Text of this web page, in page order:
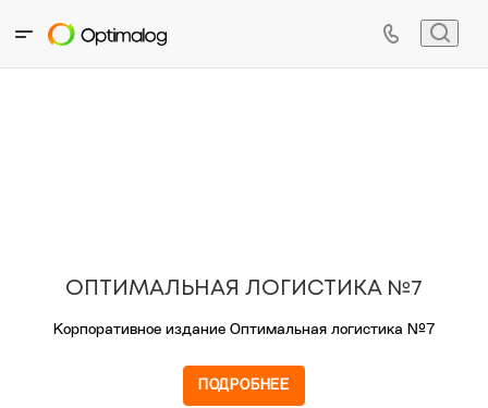
ОПТИМАЛЬНАЯ ЛОГИСТИКА №7
Корпоративное издание Оптимальная логистика №7
ПОДРОБНЕЕ